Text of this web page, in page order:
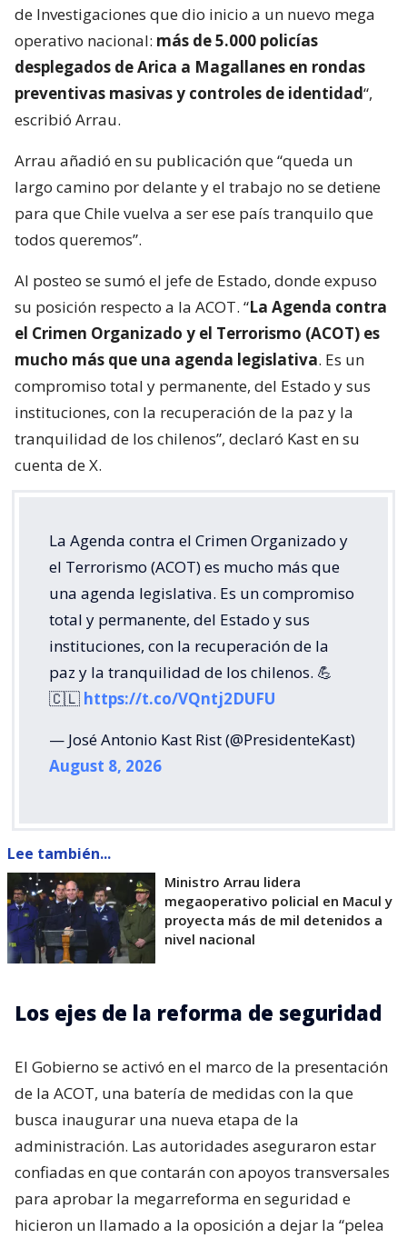
de Investigaciones que dio inicio a un nuevo mega
operativo nacional: más de 5.000 policías
desplegados de Arica a Magallanes en rondas
preventivas masivas y controles de identidad“,
escribió Arrau.
Arrau añadió en su publicación que “queda un
largo camino por delante y el trabajo no se detiene
para que Chile vuelva a ser ese país tranquilo que
todos queremos”.
Al posteo se sumó el jefe de Estado, donde expuso
su posición respecto a la ACOT. “La Agenda contra
el Crimen Organizado y el Terrorismo (ACOT) es
mucho más que una agenda legislativa. Es un
compromiso total y permanente, del Estado y sus
instituciones, con la recuperación de la paz y la
tranquilidad de los chilenos”, declaró Kast en su
cuenta de X.
La Agenda contra el Crimen Organizado y
el Terrorismo (ACOT) es mucho más que
una agenda legislativa. Es un compromiso
total y permanente, del Estado y sus
instituciones, con la recuperación de la
paz y la tranquilidad de los chilenos. 💪
🇨🇱 https://t.co/VQntj2DUFU
— José Antonio Kast Rist (@PresidenteKast)
August 8, 2026
Lee también...
Ministro Arrau lidera
megaoperativo policial en Macul y
proyecta más de mil detenidos a
nivel nacional
Los ejes de la reforma de seguridad
El Gobierno se activó en el marco de la presentación
de la ACOT, una batería de medidas con la que
busca inaugurar una nueva etapa de la
administración. Las autoridades aseguraron estar
confiadas en que contarán con apoyos transversales
para aprobar la megarreforma en seguridad e
hicieron un llamado a la oposición a dejar la “pelea